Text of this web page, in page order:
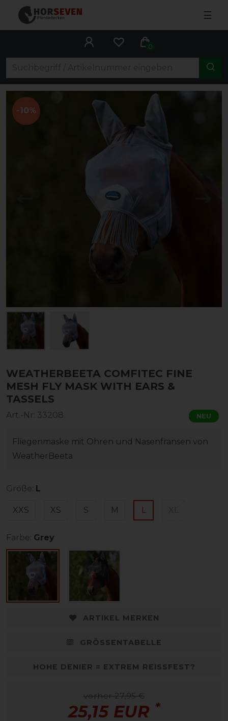
☰
0
-10%
WEATHERBEETA COMFITEC FINE
MESH FLY MASK WITH EARS &
TASSELS
Art.-Nr: 33208 NEU
Fliegenmaske mit Ohren und Nasenfransen von
WeatherBeeta
Größe: L
XXS XS S M L
Farbe: Grey
ARTIKEL MERKEN
GRÖSSENTABELLE
HOHE DENIER = EXTREM REISSFEST?
vorher 27,95 €
25,15 EUR *